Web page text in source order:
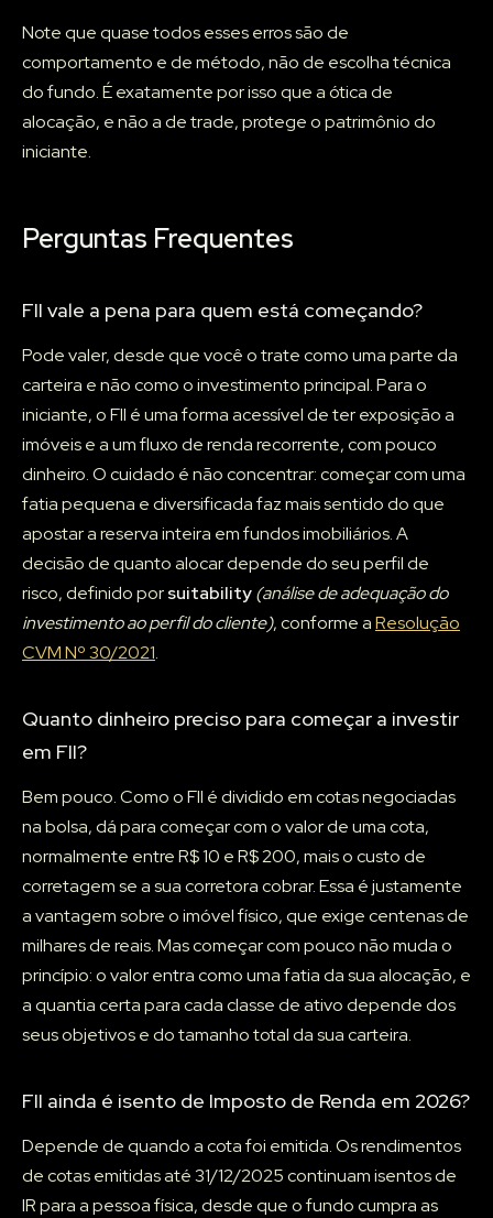
Note que quase todos esses erros são de
comportamento e de método, não de escolha técnica
do fundo. É exatamente por isso que a ótica de
alocação, e não a de trade, protege o patrimônio do
iniciante.
Perguntas Frequentes
FII vale a pena para quem está começando?
Pode valer, desde que você o trate como uma parte da
carteira e não como o investimento principal. Para o
iniciante, o FII é uma forma acessível de ter exposição a
imóveis e a um fluxo de renda recorrente, com pouco
dinheiro. O cuidado é não concentrar: começar com uma
fatia pequena e diversificada faz mais sentido do que
apostar a reserva inteira em fundos imobiliários. A
decisão de quanto alocar depende do seu perfil de
risco, definido porsuitability(análise de adequação do
investimento ao perfil do cliente), conforme aResolução
CVM Nº 30/2021.
Quanto dinheiro preciso para começar a investir
em FII?
Bem pouco. Como o FII é dividido em cotas negociadas
na bolsa, dá para começar com o valor de uma cota,
normalmente entre R$ 10 e R$ 200, mais o custo de
corretagem se a sua corretora cobrar. Essa é justamente
a vantagem sobre o imóvel físico, que exige centenas de
milhares de reais. Mas começar com pouco não muda o
princípio: o valor entra como uma fatia da sua alocação, e
a quantia certa para cada classe de ativo depende dos
seus objetivos e do tamanho total da sua carteira.
FII ainda é isento de Imposto de Renda em 2026?
Depende de quando a cota foi emitida. Os rendimentos
de cotas emitidas até 31/12/2025 continuam isentos de
IR para a pessoa física, desde que o fundo cumpra as